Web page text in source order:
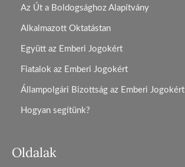
Az Út a Boldogsághoz Alapítvány
Alkalmazott Oktatástan
Együtt az Emberi Jogokért
Fiatalok az Emberi Jogokért
Állampolgári Bizottság az Emberi Jogokért
Hogyan segítünk?
Oldalak